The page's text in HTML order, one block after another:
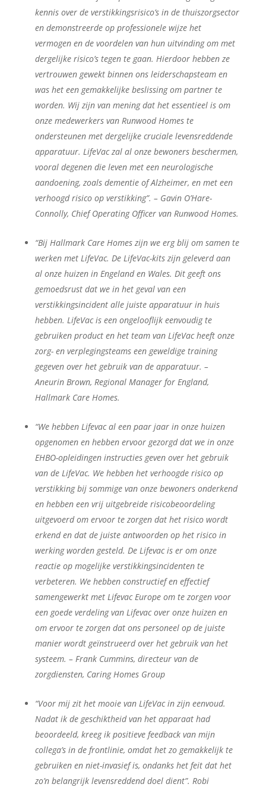
kennis over de verstikkingsrisico’s in de thuiszorgsector
en demonstreerde op professionele wijze het
vermogen en de voordelen van hun uitvinding om met
dergelijke risico’s tegen te gaan. Hierdoor hebben ze
vertrouwen gewekt binnen ons leiderschapsteam en
was het een gemakkelijke beslissing om partner te
worden. Wij zijn van mening dat het essentieel is om
onze medewerkers van Runwood Homes te
ondersteunen met dergelijke cruciale levensreddende
apparatuur. LifeVac zal al onze bewoners beschermen,
vooral degenen die leven met een neurologische
aandoening, zoals dementie of Alzheimer, en met een
verhoogd risico op verstikking”. – Gavin O’Hare-
Connolly, Chief Operating Officer van Runwood Homes.
“Bij Hallmark Care Homes zijn we erg blij om samen te
werken met LifeVac. De LifeVac-kits zijn geleverd aan
al onze huizen in Engeland en Wales. Dit geeft ons
gemoedsrust dat we in het geval van een
verstikkingsincident alle juiste apparatuur in huis
hebben. LifeVac is een ongelooflijk eenvoudig te
gebruiken product en het team van LifeVac heeft onze
zorg- en verplegingsteams een geweldige training
gegeven over het gebruik van de apparatuur. –
Aneurin Brown, Regional Manager for England,
Hallmark Care Homes.
“We hebben Lifevac al een paar jaar in onze huizen
opgenomen en hebben ervoor gezorgd dat we in onze
EHBO-opleidingen instructies geven over het gebruik
van de LifeVac. We hebben het verhoogde risico op
verstikking bij sommige van onze bewoners onderkend
en hebben een vrij uitgebreide risicobeoordeling
uitgevoerd om ervoor te zorgen dat het risico wordt
erkend en dat de juiste antwoorden op het risico in
werking worden gesteld. De Lifevac is er om onze
reactie op mogelijke verstikkingsincidenten te
verbeteren. We hebben constructief en effectief
samengewerkt met Lifevac Europe om te zorgen voor
een goede verdeling van Lifevac over onze huizen en
om ervoor te zorgen dat ons personeel op de juiste
manier wordt geïnstrueerd over het gebruik van het
systeem. – Frank Cummins, directeur van de
zorgdiensten, Caring Homes Group
“Voor mij zit het mooie van LifeVac in zijn eenvoud.
Nadat ik de geschiktheid van het apparaat had
beoordeeld, kreeg ik positieve feedback van mijn
collega’s in de frontlinie, omdat het zo gemakkelijk te
gebruiken en niet-invasief is, ondanks het feit dat het
zo’n belangrijk levensreddend doel dient”. Robi